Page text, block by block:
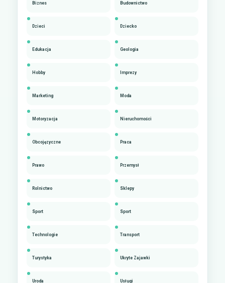
Biznes Budownictwo
Dzieci Dziecko
Edukacja Geologia
Hobby Imprezy
Marketing Moda
Motoryzacja Nieruchomości
Obcojęzyczne Praca
Prawo Przemysł
Rolnictwo Sklepy
Sport Sport
Technologie Transport
Turystyka Ukryte Zajawki
Uroda Usługi